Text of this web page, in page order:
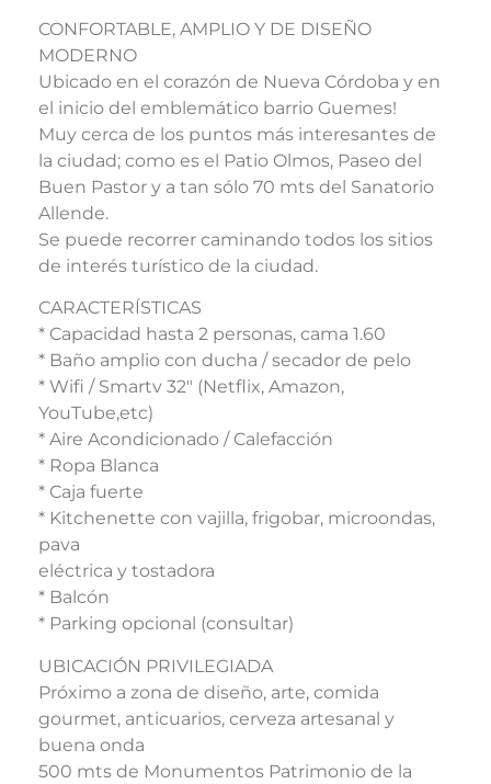
CONFORTABLE, AMPLIO Y DE DISEÑO
MODERNO
Ubicado en el corazón de Nueva Córdoba y en
el inicio del emblemático barrio Guemes!
Muy cerca de los puntos más interesantes de
la ciudad; como es el Patio Olmos, Paseo del
Buen Pastor y a tan sólo 70 mts del Sanatorio
Allende.
Se puede recorrer caminando todos los sitios
de interés turístico de la ciudad.
CARACTERÍSTICAS
* Capacidad hasta 2 personas, cama 1.60
* Baño amplio con ducha / secador de pelo
* Wifi / Smartv 32″ (Netflix, Amazon,
YouTube,etc)
* Aire Acondicionado / Calefacción
* Ropa Blanca
* Caja fuerte
* Kitchenette con vajilla, frigobar, microondas,
pava
eléctrica y tostadora
* Balcón
* Parking opcional (consultar)
UBICACIÓN PRIVILEGIADA
Próximo a zona de diseño, arte, comida
gourmet, anticuarios, cerveza artesanal y
buena onda
500 mts de Monumentos Patrimonio de la